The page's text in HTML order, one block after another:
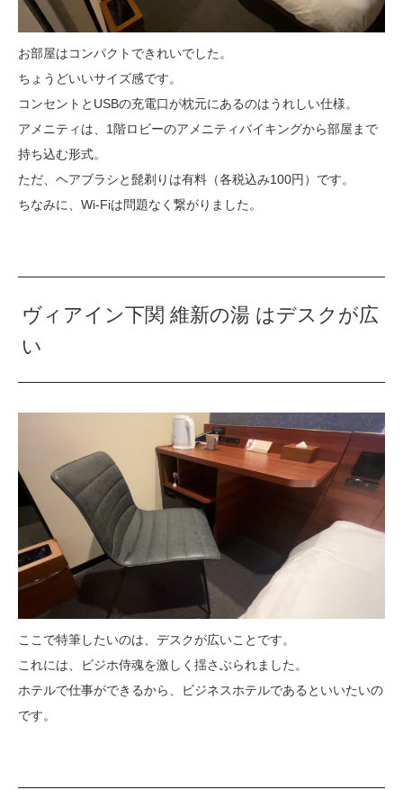
お部屋はコンパクトできれいでした。
ちょうどいいサイズ感です。
コンセントとUSBの充電口が枕元にあるのはうれしい仕様。
アメニティは、1階ロビーのアメニティバイキングから部屋まで
持ち込む形式。
ただ、ヘアブラシと髭剃りは有料（各税込み100円）です。
ちなみに、Wi-Fiは問題なく繋がりました。
ヴィアイン下関 維新の湯 はデスクが広
い
ここで特筆したいのは、デスクが広いことです。
これには、ビジホ侍魂を激しく揺さぶられました。
ホテルで仕事ができるから、ビジネスホテルであるといいたいの
です。